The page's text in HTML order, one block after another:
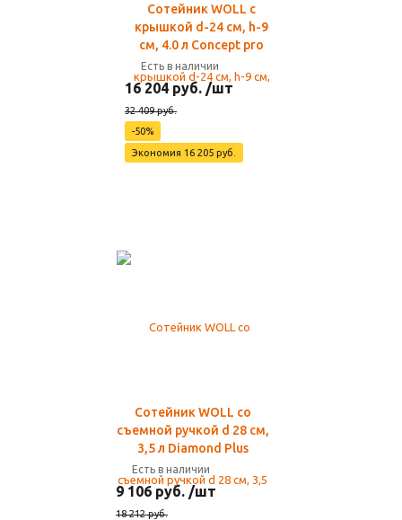
Сотейник WOLL с
крышкой d-24 см, h-9
см, 4.0 л Concept pro
Есть в наличии
16 204 руб. /шт
32 409 руб.
-50%
Экономия 16 205 руб.
Сотейник WOLL со
съемной ручкой d 28 см,
3,5 л Diamond Plus
Есть в наличии
9 106 руб. /шт
18 212 руб.